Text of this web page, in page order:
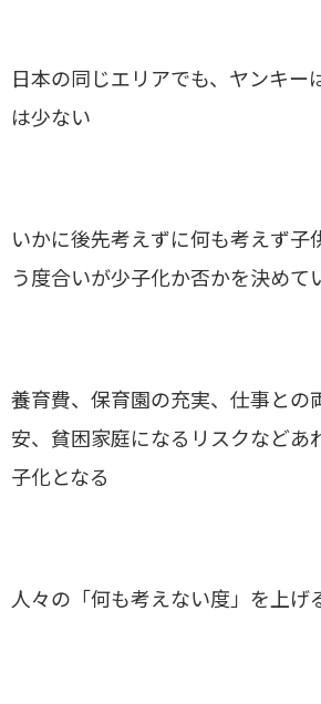
日本の同じエリアでも、ヤンキー
は少ない
いかに後先考えずに何も考えず子
う度合いが少子化か否かを決めて
養育費、保育園の充実、仕事との
安、貧困家庭になるリスクなどあ
子化となる
人々の「何も考えない度」を上げ